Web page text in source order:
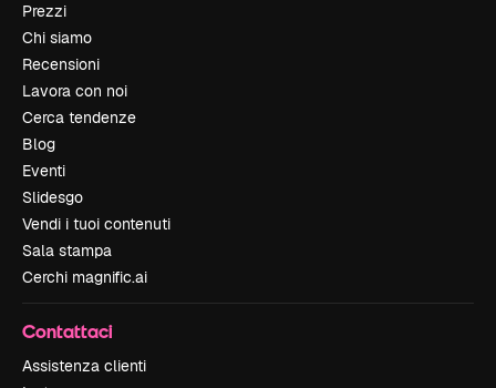
Prezzi
Chi siamo
Recensioni
Lavora con noi
Cerca tendenze
Blog
Eventi
Slidesgo
Vendi i tuoi contenuti
Sala stampa
Cerchi magnific.ai
Contattaci
Assistenza clienti